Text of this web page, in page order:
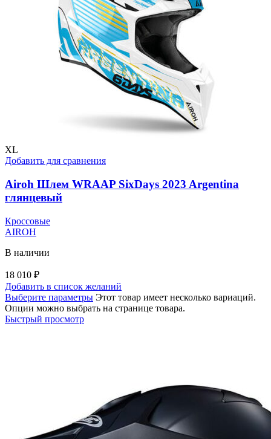
XL
Добавить для сравнения
Airoh Шлем WRAAP SixDays 2023 Argentina
глянцевый
Кроссовые
AIROH
В наличии
18 010 ₽
Добавить в список желаний
Выберите параметры Этот товар имеет несколько вариаций.
Опции можно выбрать на странице товара.
Быстрый просмотр